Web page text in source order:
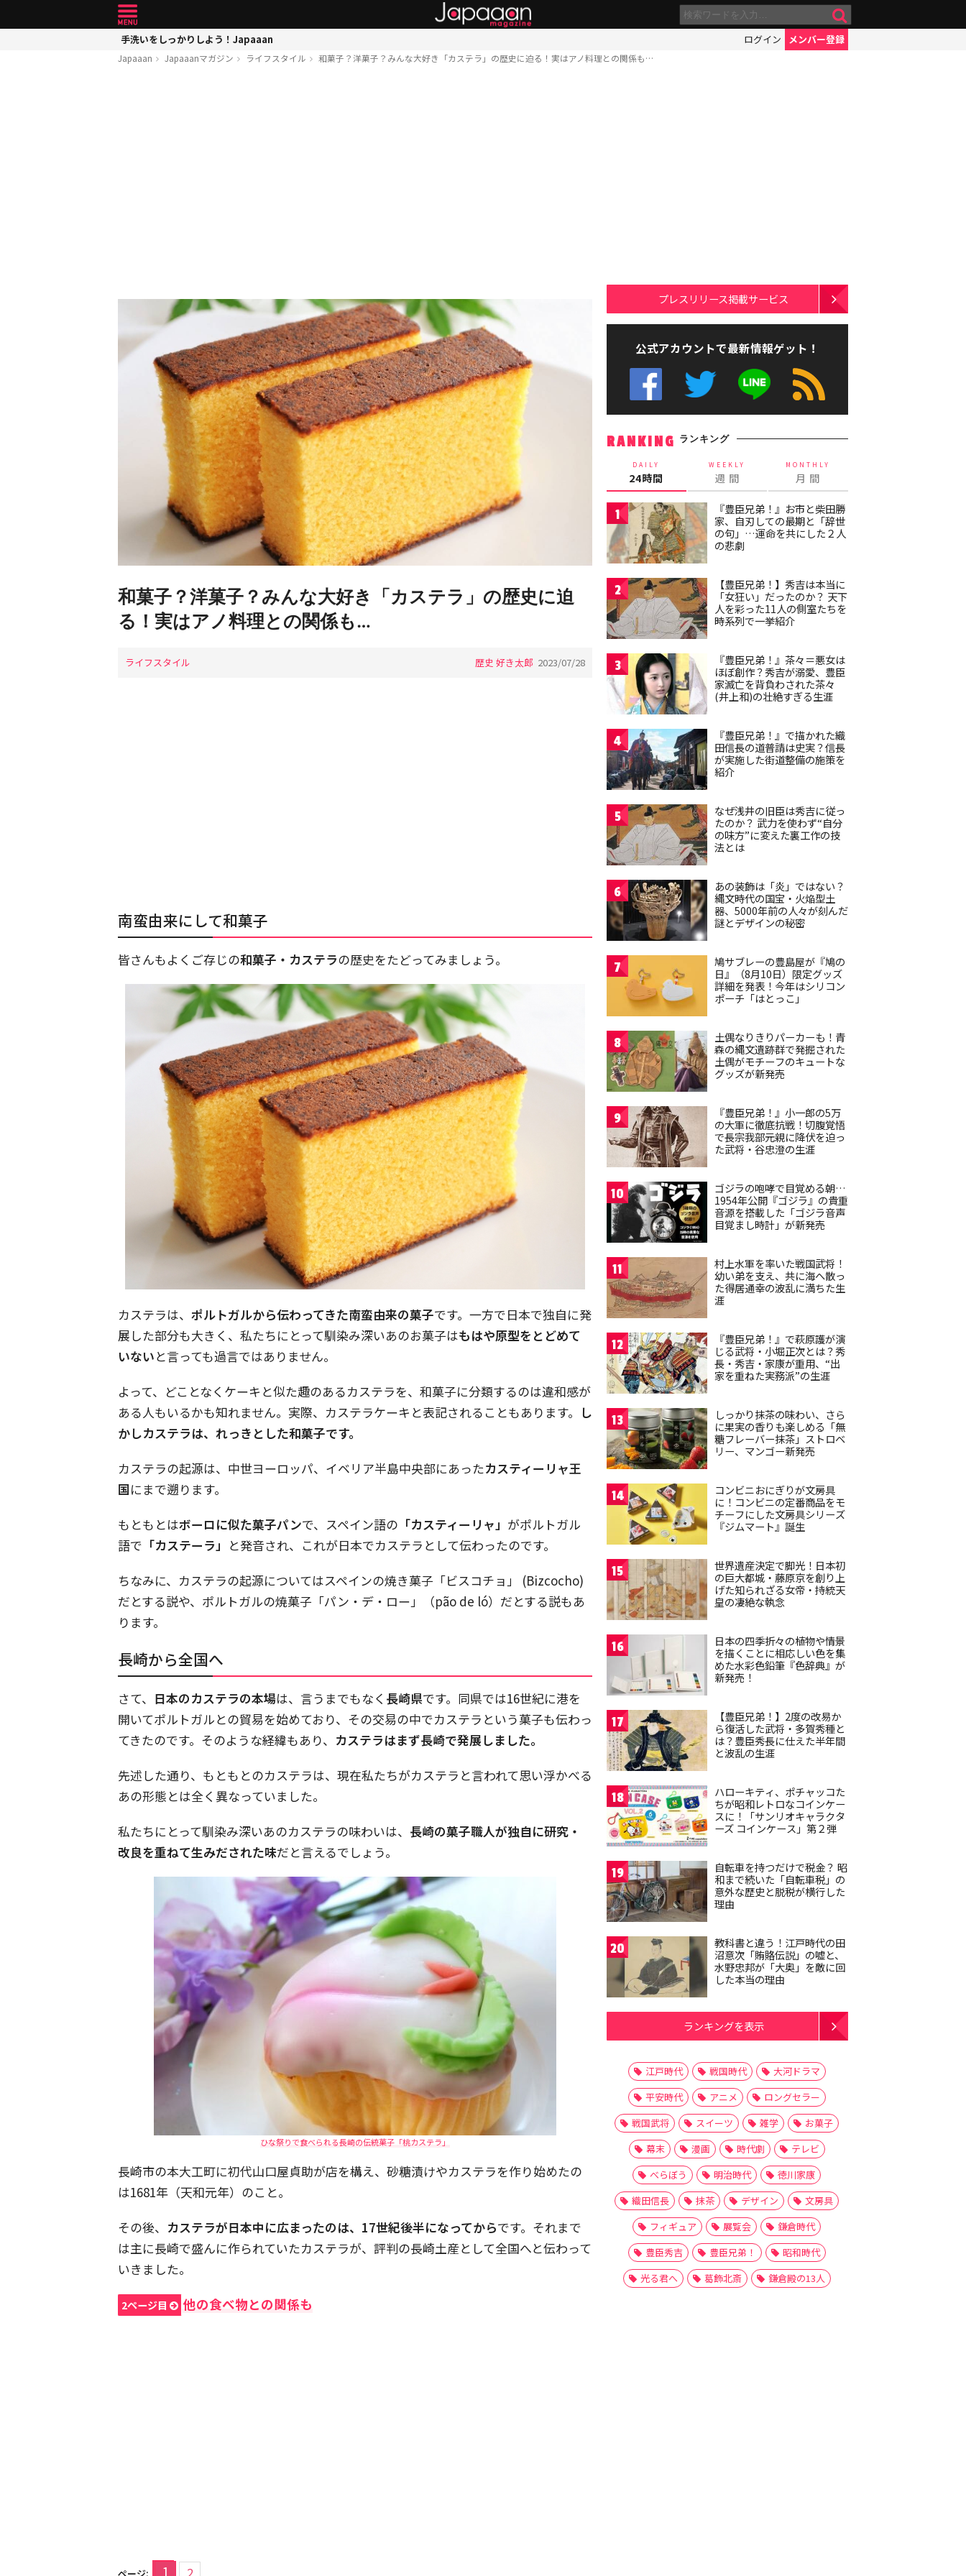
手洗いをしっかりしよう！Japaaan ログイン メンバー登録
Japaaan Japaaanマガジン ライフスタイル 和菓子？洋菓子？みんな大好き「カステラ」の歴史に迫る！実はアノ料理との関係も…
和菓子？洋菓子？みんな大好き「カステラ」の歴史に迫
る！実はアノ料理との関係も…
ライフスタイル 歴史 好き太郎 2023/07/28
南蛮由来にして和菓子
皆さんもよくご存じの和菓子・カステラの歴史をたどってみましょう。
カステラは、 ポルトガルから伝わってきた南蛮由来の菓子です。一方で日本で独自に発
展した部分も大きく、私たちにとって馴染み深いあのお菓子はもはや原型をとどめて
いないと言っても過言ではありません。
よって、どことなくケーキと似た趣のあるカステラを、和菓子に分類するのは違和感が
ある人もいるかも知れません。実際、カステラケーキと表記されることもあります。 し
かしカステラは、れっきとした和菓子です。
カステラの起源は、中世ヨーロッパ、イベリア半島中央部にあったカスティーリャ王
国にまで遡ります。
もともとはボーロに似た菓子パンで、スペイン語の 「カスティーリャ」 がポルトガル
語で 「カステーラ」 と発音され、これが日本でカステラとして伝わったのです。
ちなみに、カステラの起源についてはスペインの焼き菓子「ビスコチョ」 (Bizcocho)
だとする説や、ポルトガルの焼菓子「パン・デ・ロー」（pão de ló）だとする説もあ
ります。
長崎から全国へ
さて、 日本のカステラの本場は、言うまでもなく 長崎県です。同県では16世紀に港を
開いてポルトガルとの貿易を始めており、その交易の中でカステラという菓子も伝わっ
てきたのです。そのような経緯もあり、 カステラはまず長崎で発展しました。
先述した通り、もともとのカステラは、現在私たちがカステラと言われて思い浮かべる
あの形態とは全く異なっていました。
私たちにとって馴染み深いあのカステラの味わいは、 長崎の菓子職人が独自に研究・
改良を重ねて生みだされた味だと言えるでしょう。
ひな祭りで食べられる長崎の伝統菓子「桃カステラ」
長崎市の本大工町に初代山口屋貞助が店を構え、砂糖漬けやカステラを作り始めたの
は1681年（天和元年）のこと。
その後、 カステラが日本中に広まったのは、17世紀後半になってからです。それまで
は主に長崎で盛んに作られていたカステラが、評判の長崎土産として全国へと伝わって
いきました。
2ページ目 他の食べ物との関係も
1 2
プレスリリース掲載サービス
公式アカウントで最新情報ゲット！
RANKING ランキング
DAILY
24時間
WEEKLY
週 間
MONTHLY
月 間
1
『豊臣兄弟！』お市と柴田勝
家、自刃しての最期と「辞世
の句」…運命を共にした２人
の悲劇
2
【豊臣兄弟！】秀吉は本当に
「女狂い」だったのか？ 天下
人を彩った11人の側室たちを
時系列で一挙紹介
3
『豊臣兄弟！』茶々＝悪女は
ほぼ創作？秀吉が溺愛、豊臣
家滅亡を背負わされた茶々
(井上和)の壮絶すぎる生涯
4
『豊臣兄弟！』で描かれた織
田信長の道普請は史実？信長
が実施した街道整備の施策を
紹介
5
なぜ浅井の旧臣は秀吉に従っ
たのか？ 武力を使わず“自分
の味方”に変えた裏工作の技
法とは
6
あの装飾は「炎」ではない？
縄文時代の国宝・火焔型土
器、5000年前の人々が刻んだ
謎とデザインの秘密
7
鳩サブレーの豊島屋が『鳩の
日』（8月10日）限定グッズ
詳細を発表！今年はシリコン
ポーチ「はとっこ」
8
土偶なりきりパーカーも！青
森の縄文遺跡群で発掘された
土偶がモチーフのキュートな
グッズが新発売
9
『豊臣兄弟！』小一郎の5万
の大軍に徹底抗戦！切腹覚悟
で長宗我部元親に降伏を迫っ
た武将・谷忠澄の生涯
10
ゴジラの咆哮で目覚める朝…
1954年公開『ゴジラ』の貴重
音源を搭載した「ゴジラ音声
目覚まし時計」が新発売
11
村上水軍を率いた戦国武将！
幼い弟を支え、共に海へ散っ
た得居通幸の波乱に満ちた生
涯
12
『豊臣兄弟！』で萩原護が演
じる武将・小堀正次とは？秀
長・秀吉・家康が重用、“出
家を重ねた実務派”の生涯
13
しっかり抹茶の味わい、さら
に果実の香りも楽しめる「無
糖フレーバー抹茶」ストロベ
リー、マンゴー新発売
14
コンビニおにぎりが文房具
に！コンビニの定番商品をモ
チーフにした文房具シリーズ
『ジムマート』誕生
15
世界遺産決定で脚光！日本初
の巨大都城・藤原京を創り上
げた知られざる女帝・持統天
皇の凄絶な執念
16
日本の四季折々の植物や情景
を描くことに相応しい色を集
めた水彩色鉛筆『色辞典』が
新発売！
17
【豊臣兄弟！】2度の改易か
ら復活した武将・多賀秀種と
は？豊臣秀長に仕えた半年間
と波乱の生涯
18
ハローキティ、ポチャッコた
ちが昭和レトロなコインケー
スに！「サンリオキャラクタ
ーズ コインケース」第２弾
19
自転車を持つだけで税金？ 昭
和まで続いた「自転車税」の
意外な歴史と脱税が横行した
理由
20
教科書と違う！江戸時代の田
沼意次「賄賂伝説」の嘘と、
水野忠邦が「大奥」を敵に回
した本当の理由
ランキングを表示
江戸時代 戦国時代
大河ドラマ
平安時代
アニメ
ロングセラー
戦国武将
スイーツ 雑学
お菓子
幕末
漫画 時代劇
テレビ
べらぼう
明治時代
徳川家康
織田信長
抹茶 デザイン
文房具
フィギュア
展覧会
鎌倉時代
豊臣秀吉
豊臣兄弟！
昭和時代
光る君へ
葛飾北斎 鎌倉殿の13人